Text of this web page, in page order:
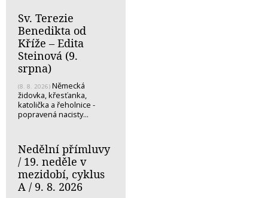
Sv. Terezie
Benedikta od
Kříže – Edita
Steinová (9.
srpna)
(8. 8. 2026) Německá
židovka, křesťanka,
katolička a řeholnice -
popravená nacisty...
Nedělní přímluvy
/ 19. neděle v
mezidobí, cyklus
A / 9. 8. 2026